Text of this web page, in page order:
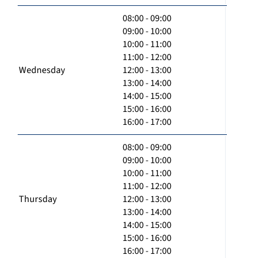
Wednesday
08:00 - 09:00
09:00 - 10:00
10:00 - 11:00
11:00 - 12:00
12:00 - 13:00
13:00 - 14:00
14:00 - 15:00
15:00 - 16:00
16:00 - 17:00
Thursday
08:00 - 09:00
09:00 - 10:00
10:00 - 11:00
11:00 - 12:00
12:00 - 13:00
13:00 - 14:00
14:00 - 15:00
15:00 - 16:00
16:00 - 17:00